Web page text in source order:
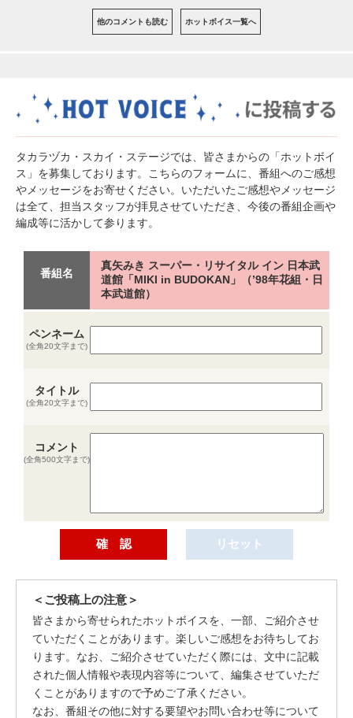
他のコメントも読む ホットボイス一覧へ
タカラヅカ・スカイ・ステージでは、皆さまからの「ホットボイ
ス」を募集しております。こちらのフォームに、番組へのご感想
やメッセージをお寄せください。いただいたご感想やメッセージ
は全て、担当スタッフが拝見させていただき、今後の番組企画や
編成等に活かして参ります。
番組名
真矢みき スーパー・リサイタル イン 日本武
道館「MIKI in BUDOKAN」（’98年花組・日
本武道館）
ペンネーム
(全角20文字まで)
タイトル
(全角20文字まで)
コメント
(全角500文字まで)
＜ご投稿上の注意＞
皆さまから寄せられたホットボイスを、一部、ご紹介させ
ていただくことがあります。楽しいご感想をお待ちしてお
ります。なお、ご紹介させていただく際には、文中に記載
された個人情報や表現内容等について、編集させていただ
くことがありますので予めご了承ください。
なお、番組その他に対する要望やお問い合わせ等について